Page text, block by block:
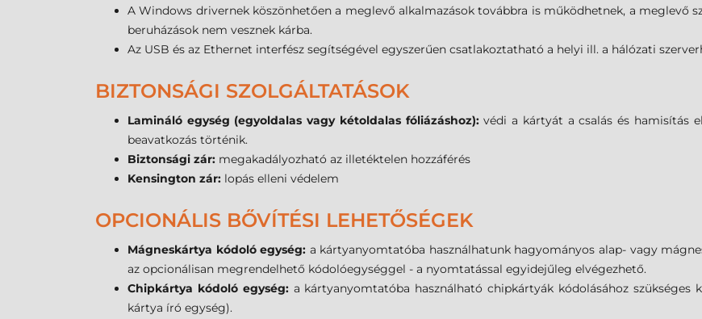
A Windows drivernek köszönhetően a meglevő alkalmazások továbbra is működhetnek, a meglevő
beruházások nem vesznek kárba.
Az USB és az Ethernet interfész segítségével egyszerűen csatlakoztatható a helyi ill. a hálózati
BIZTONSÁGI SZOLGÁLTATÁSOK
Lamináló egység (egyoldalas vagy kétoldalas fóliázáshoz):védi a kártyát a csalás és hamisítás
beavatkozás történik.
Biztonsági zár: megakadályozható az illetéktelen hozzáférés
Kensington zár: lopás elleni védelem
OPCIONÁLIS BŐVÍTÉSI LEHETŐSÉGEK
Mágneskártya kódoló egység: a kártyanyomtatóba használhatunk hagyományos alap- vagy
az opcionálisan megrendelhető kódolóegységgel - a nyomtatással egyidejűleg elvégezhető.
Chipkártya kódoló egység:a kártyanyomtatóba használható chipkártyák kódolásához
kártya író egység).